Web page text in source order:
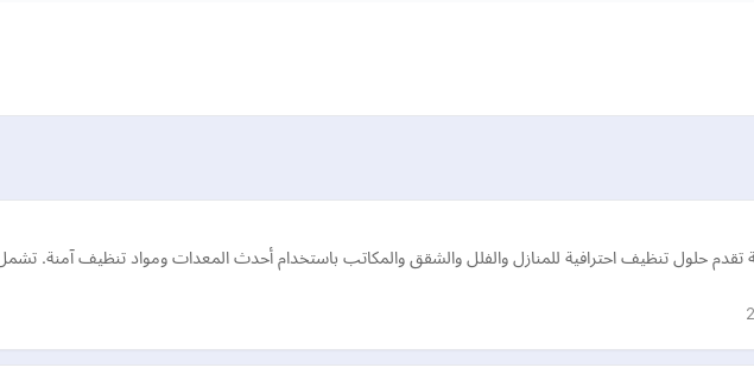
حلول تنظيف احترافية للمنازل والفلل والشقق والمكاتب باستخدام أحدث المعدات ومواد تنظيف آمنة.